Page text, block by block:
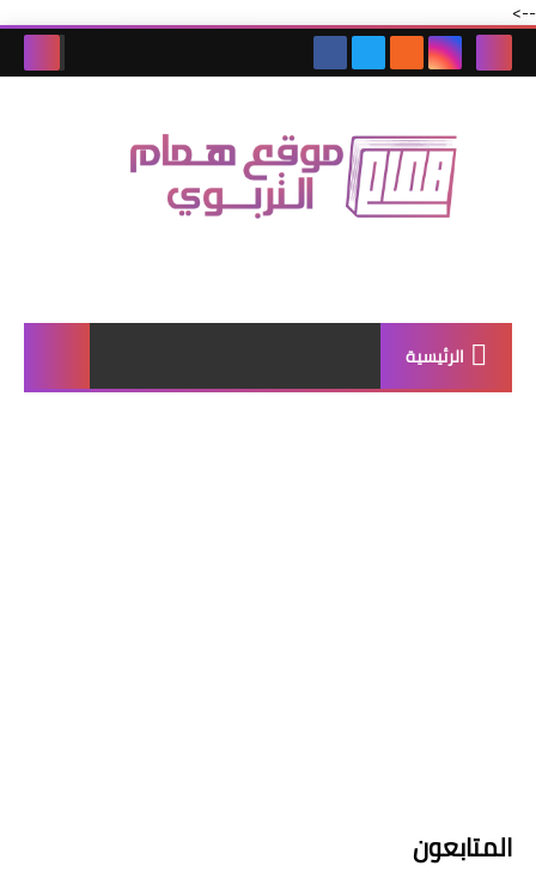
-->
الرئيسية
المتابعون